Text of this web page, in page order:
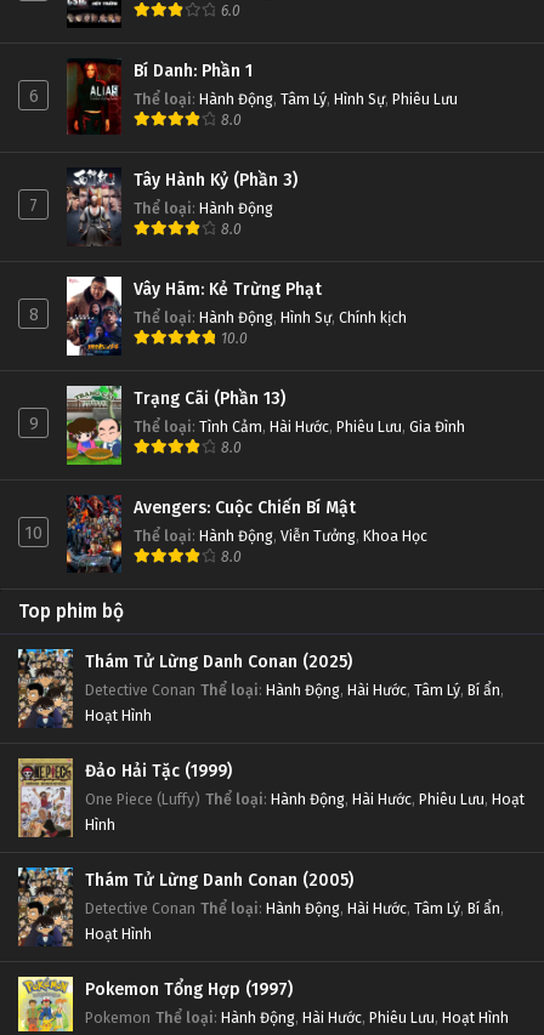
6.0
6
Bí Danh: Phần 1
Thể loại: Hành Động, Tâm Lý, Hình Sự, Phiêu Lưu
8.0
7
Tây Hành Kỷ (Phần 3)
Thể loại: Hành Động
8.0
8
Vây Hãm: Kẻ Trừng Phạt
Thể loại: Hành Động, Hình Sự, Chính kịch
10.0
9
Trạng Cãi (Phần 13)
Thể loại: Tình Cảm, Hài Hước, Phiêu Lưu, Gia Đình
8.0
10
Avengers: Cuộc Chiến Bí Mật
Thể loại: Hành Động, Viễn Tưởng, Khoa Học
8.0
Top phim bộ
Thám Tử Lừng Danh Conan (2025)
Detective Conan Thể loại: Hành Động, Hài Hước, Tâm Lý, Bí ẩn,
Hoạt Hình
Đảo Hải Tặc (1999)
One Piece (Luffy) Thể loại: Hành Động, Hài Hước, Phiêu Lưu, Hoạt
Hình
Thám Tử Lừng Danh Conan (2005)
Detective Conan Thể loại: Hành Động, Hài Hước, Tâm Lý, Bí ẩn,
Hoạt Hình
Pokemon Tổng Hợp (1997)
Pokemon Thể loại: Hành Động, Hài Hước, Phiêu Lưu, Hoạt Hình